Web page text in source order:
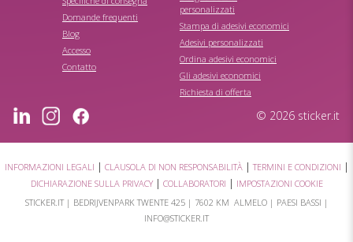
Domande frequenti
Blog
Accesso
Contatto
personalizzati
Stampa di adesivi economici
Adesivi personalizzati
Ordina adesivi economici
Gli adesivi economici
Richiesta di offerta
© 2026 sticker.it
INFORMAZIONI LEGALI | CLAUSOLA DI NON RESPONSABILITÀ|TERMINI E CONDIZIONI |
DICHIARAZIONE SULLA PRIVACY| COLLABORATORI | IMPOSTAZIONI COOKIE
STICKER.IT | BEDRIJVENPARK TWENTE 425| 7602 KM ALMELO| PAESI BASSI |
INFO@STICKER.IT